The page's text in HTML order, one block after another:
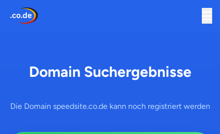
Domain Suchergebnisse
Die Domain speedsite.co.de kann noch registriert werden